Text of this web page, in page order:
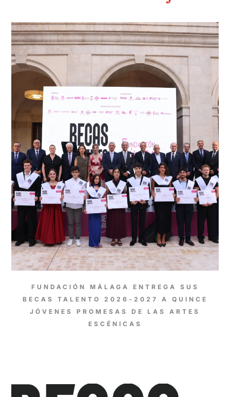
FUNDACIÓN MÁLAGA ENTREGA SUS
BECAS TALENTO 2026-2027 A QUINCE
JÓVENES PROMESAS DE LAS ARTES
ESCÉNICAS